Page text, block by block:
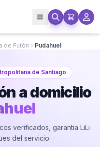
de Futón Pudahuel
de Santiago
a domicilio
verificados, garantia LiLi
del servicio.